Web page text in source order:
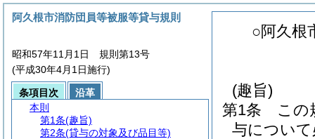
○阿久根
(趣旨)
第1条
この
与につい
阿久根市消防団員等被服等貸与規則
昭和57年11月1日 規則第13号
(平成30年4月1日施行)
条項目次
沿革
本則
第1条(趣旨)
第2条(貸与の対象及び品目等)